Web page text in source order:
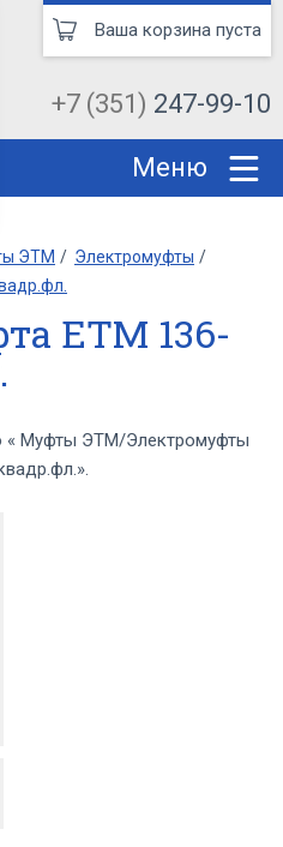
+7 (351) 247-99-10
Ваша корзина пуста
Меню
ЭТМ
Электромуфты
ЕТМ 136-
Муфты ЭТМ/Электромуфты